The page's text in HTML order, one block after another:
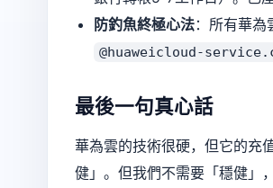
防釣魚終極心法：所有華為
@huaweicloud-
最後一句真心話
華為雲的技術很硬，但它的
健」。但我們不需要「穩健」